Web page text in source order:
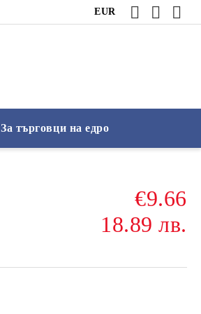
EUR
За търговци на едро
€9.66
18.89 лв.